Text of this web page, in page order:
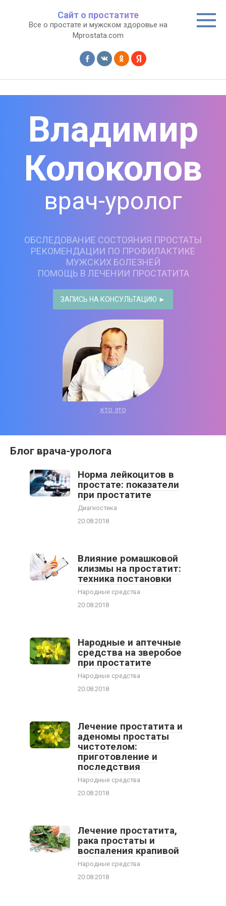
контенту
Сайт о простатите
Все о простате и мужском здоровье на
Mprostata.com
Владимир
Колоколов
врач-уролог
ОБСЛЕДОВАНИЕ СОСТОЯНИЯ ПРОСТАТЫ
РЕКОМЕНДАЦИИ ПО ПРОФИЛАКТИКЕ
МУЖСКИХ БОЛЕЗНЕЙ
ПОМОЩЬ В ЛЕЧЕНИИ ПРОСТАТИТА
ЗАПИСЬ НА КОНСУЛЬТАЦИЮ ►
кто это
Блог врача-уролога
Норма лейкоцитов в
простате: показатели
при простатите
Диагностика
20.08.2018
Влияние ромашковой
клизмы на простатит:
техника постановки
Народные средства
20.08.2018
Народные и аптечные
средства на зверобое
при простатите
Народные средства
20.08.2018
Лечение простатита и
аденомы простаты
чистотелом:
приготовление и
последствия
Народные средства
20.08.2018
Лечение простатита,
рака простаты и
воспаления крапивой
Народные средства
20.08.2018